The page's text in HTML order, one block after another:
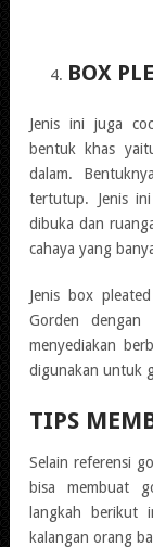
BOX
Jenis ini juga
bentuk khas
dalam.
tertutup. Jenis
dibuka dan
cahaya yang
Jenis box
Gorden
menyediakan
digunakan untuk
TIPS
Selain referensi
bisa membuat
langkah berikut
kalangan orang